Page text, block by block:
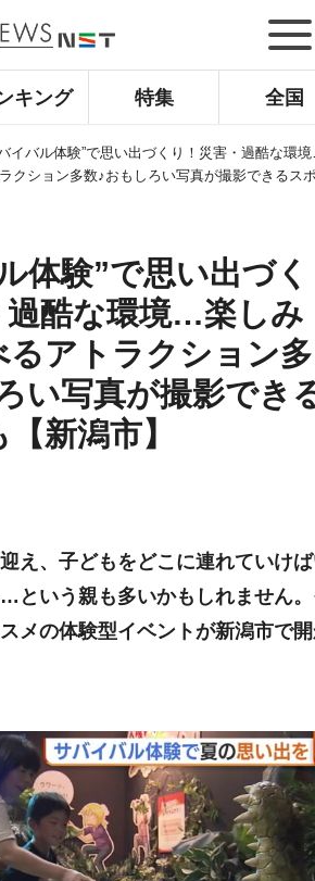
キング 特集 全国
イバル体験”で思い出づくり！災害・過酷な環
クション多数♪おもしろい写真が撮影できるス
体験”で思い出づく
過酷な環境…楽しみ
るアトラクション多
い写真が撮影でき
新潟市】
え、子どもをどこに連れていけ
という親も多いかもしれません
メの体験型イベントが新潟市で